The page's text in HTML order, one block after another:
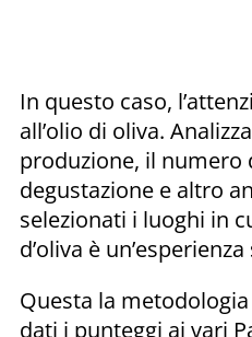
In questo caso,
all’olio di oliva.
produzione, il numero
degustazione e altro
selezionati i luoghi in
d’oliva è
Questa la
dati i punteggi ai vari